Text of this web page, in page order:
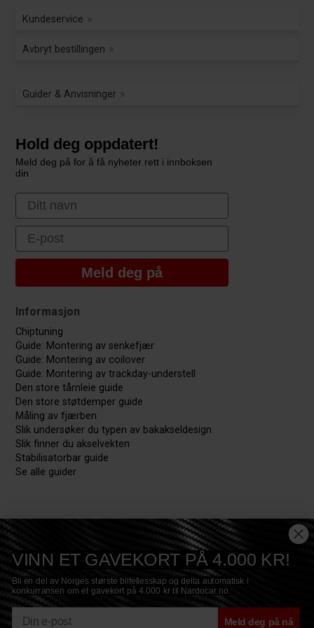
Kundeservice
Avbryt bestillingen
Guider & Anvisninger
Hold deg oppdatert!
Meld deg på for å få nyheter rett i innboksen
din
First Name
Email
Meld deg på
Informasjon
Chiptuning
Guide: Montering av senkefjær
Guide: Montering av coilover
Guide: Montering av trackday-understell
Den store tårnleie guide
Den store støtdemper guide
Måling av fjærben
Slik undersøker du typen av bakakseldesign
Slik finner du akselvekten
Stabilisatorbar guide
Se alle guider
VINN ET GAVEKORT PÅ 4.000 KR!
Bli en del av Norges største bilfellesskap og delta automatisk i
konkurransen om et gavekort på 4.000 kr til Nardocar.no.
Meld deg på nå